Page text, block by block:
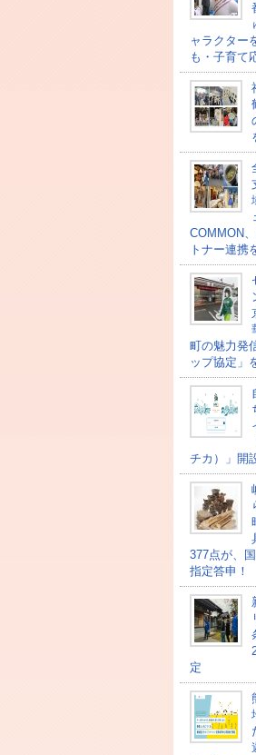
ャラクター
も・子育て
COMMON
トナー連携
町の魅力発
ップ協定」
チカ）」開
377点が、
指定答申！
定